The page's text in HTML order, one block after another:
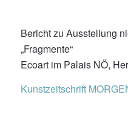
Bericht zu Ausstellung
„Fragmente“
Ecoart im Palais NÖ,
Kunstzeitschrift